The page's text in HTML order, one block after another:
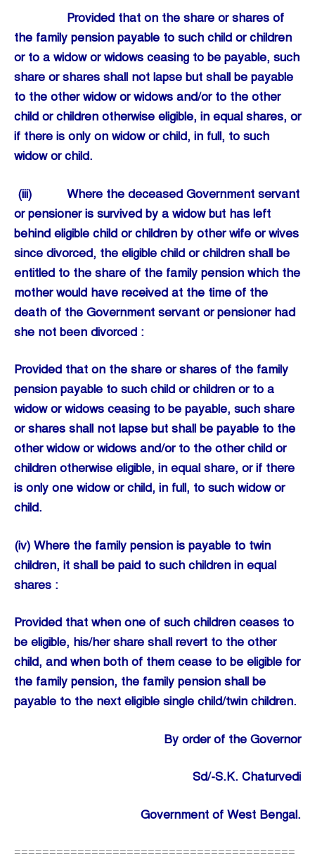
Provided that on the share or shares of
the family pension payable to such child or children
or to a widow or widows ceasing to be payable, such
share or shares shall not lapse but shall be payable
to the other widow or widows and/or to the other
child or children otherwise eligible, in equal shares, or
if there is only on widow or child, in full, to such
widow or child.
(iii) Where the deceased Government servant
or pensioner is survived by a widow but has left
behind eligible child or children by other wife or wives
since divorced, the eligible child or children shall be
entitled to the share of the family pension which the
mother would have received at the time of the
death of the Government servant or pensioner had
she not been divorced :
Provided that on the share or shares of the family
pension payable to such child or children or to a
widow or widows ceasing to be payable, such share
or shares shall not lapse but shall be payable to the
other widow or widows and/or to the other child or
children otherwise eligible, in equal share, or if there
is only one widow or child, in full, to such widow or
child.
(iv) Where the family pension is payable to twin
children, it shall be paid to such children in equal
shares :
Provided that when one of such children ceases to
be eligible, his/her share shall revert to the other
child, and when both of them cease to be eligible for
the family pension, the family pension shall be
payable to the next eligible single child/twin children.
By order of the Governor
Sd/-S.K. Chaturvedi
Government of West Bengal.
========================================